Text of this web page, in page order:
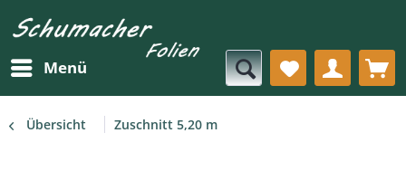
Menü
Übersicht Zuschnitt 5,20 m